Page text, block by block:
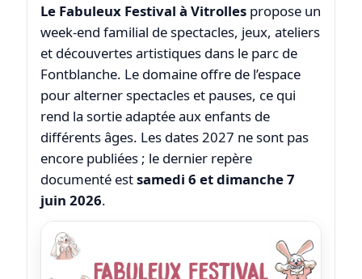
Le Fabuleux Festival à Vitrollespropose un
week-end familial de spectacles, jeux, ateliers
et découvertes artistiques dans le parc de
Fontblanche. Le domaine offre de l’espace
pour alterner spectacles et pauses, ce qui
rend la sortie adaptée aux enfants de
différents âges. Les dates 2027 ne sont pas
encore publiées ; le dernier repère
documenté estsamedi 6 et dimanche 7
juin 2026.